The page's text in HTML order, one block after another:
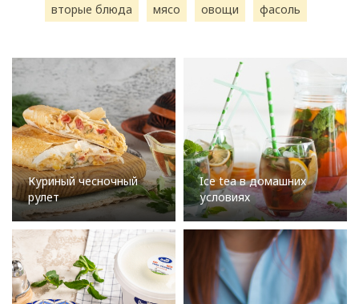
вторые блюда мясо овощи фасоль
Куриный чесночный
рулет
Ice tea в домашних
условиях